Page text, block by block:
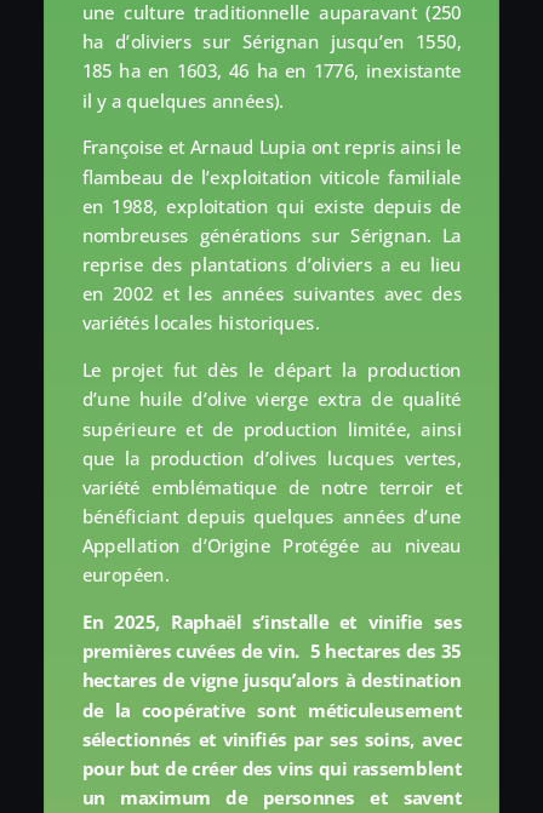
une culture traditionnelle auparavant (250
ha d’oliviers sur Sérignan jusqu’en 1550,
185 ha en 1603, 46 ha en 1776, inexistante
il y a quelques années).
Françoise et Arnaud Lupia ont repris ainsi le
flambeau de l’exploitation viticole familiale
en 1988, exploitation qui existe depuis de
nombreuses générations sur Sérignan. La
reprise des plantations d’oliviers a eu lieu
en 2002 et les années suivantes avec des
variétés locales historiques.
Le projet fut dès le départ la production
d’une huile d’olive vierge extra de qualité
supérieure et de production limitée, ainsi
que la production d’olives lucques vertes,
variété emblématique de notre terroir et
bénéficiant depuis quelques années d’une
Appellation d’Origine Protégée au niveau
européen.
En 2025, Raphaël s’installe et vinifie ses
premières cuvées de vin. 5 hectares des 35
hectares de vigne jusqu’alors à destination
de la coopérative sont méticuleusement
sélectionnés et vinifiés par ses soins, avec
pour but de créer des vins qui rassemblent
un maximum de personnes et savent